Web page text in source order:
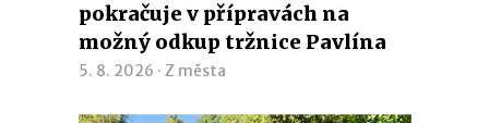
pokračuje v přípravách na
možný odkup tržnice Pavlína
5. 8. 2026 · Z města